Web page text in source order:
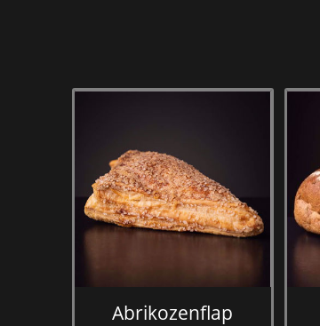
Abrikozenflap